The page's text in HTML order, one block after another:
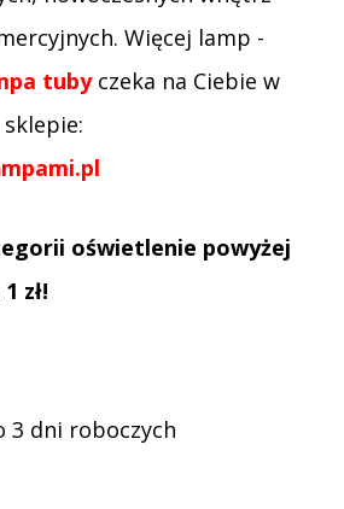
Więcej lamp -
tubyczeka na Ciebie w
oświetlenie powyżej
zł!
3 dni roboczych